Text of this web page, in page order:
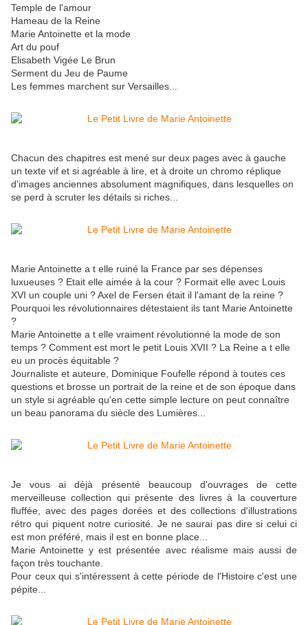
Temple de l'amour
Hameau de la Reine
Marie Antoinette et la mode
Art du pouf
Elisabeth Vigée Le Brun
Serment du Jeu de Paume
Les femmes marchent sur Versailles...
Chacun des chapitres est mené sur deux pages avec à gauche
un texte vif et si agréable à lire, et à droite un chromo réplique
d'images anciennes absolument magnifiques, dans lesquelles on
se perd à scruter les détails si riches...
Marie Antoinette a t elle ruiné la France par ses dépenses
luxueuses ? Etait elle aimée à la cour ? Formait elle avec Louis
XVI un couple uni ? Axel de Fersen était il l'amant de la reine ?
Pourquoi les révolutionnaires détestaient ils tant Marie Antoinette
?
Marie Antoinette a t elle vraiment révolutionné la mode de son
temps ? Comment est mort le petit Louis XVII ? La Reine a t elle
eu un procès équitable ?
Journaliste et auteure, Dominique Foufelle répond à toutes ces
questions et brosse un portrait de la reine et de son époque dans
un style si agréable qu'en cette simple lecture on peut connaître
un beau panorama du siècle des Lumières...
Je vous ai déjà présenté beaucoup d'ouvrages de cette
merveilleuse collection qui présente des livres à la couverture
fluffée, avec des pages dorées et des collections d'illustrations
rétro qui piquent notre curiosité. Je ne saurai pas dire si celui ci
est mon préféré, mais il est en bonne place...
Marie Antoinette y est présentée avec réalisme mais aussi de
façon très touchante.
Pour ceux qui s'intéressent à cette période de l'Histoire c'est une
pépite...